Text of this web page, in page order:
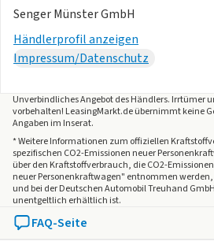
Senger Münster GmbH
Händlerprofil anzeigen
Impressum/Datenschutz
Unverbindliches Angebot desHändlers. Irrtümer
vorbehalten! LeasingMarkt.de übernimmt keine
Angaben im Inserat.
* Weitere Informationen zum offiziellen
spezifischen CO2-Emissionen neuer
über den Kraftstoffverbrauch, die CO2-
neuer Personenkraftwagen" entnommen
und bei der Deutschen Automobil Treuhand
unentgeltlich erhältlich ist.
FAQ-Seite